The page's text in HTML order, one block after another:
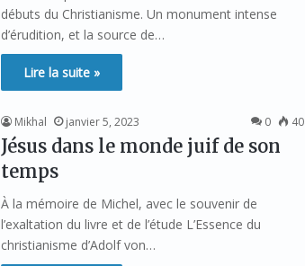
débuts du Christianisme. Un monument intense
d’érudition, et la source de…
Lire la suite »
Mikhal janvier 5, 2023 0 40
Jésus dans le monde juif de son
temps
À la mémoire de Michel, avec le souvenir de
l’exaltation du livre et de l’étude L’Essence du
christianisme d’Adolf von…